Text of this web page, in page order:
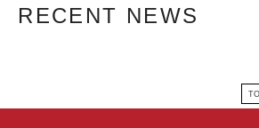
RECENT NEWS